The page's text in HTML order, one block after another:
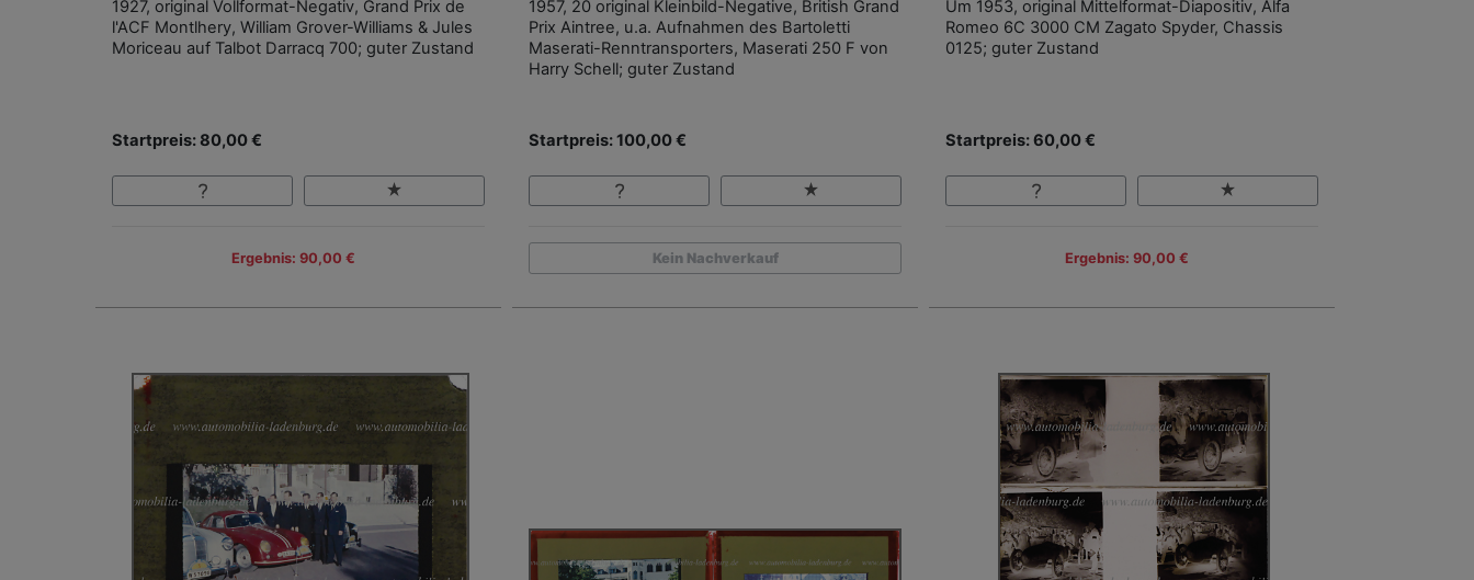
1927, original Vollformat-Negativ, Grand Prix de
l'ACF Montlhery, William Grover-Williams & Jules
Moriceau auf Talbot Darracq 700; guter Zustand
Startpreis: 80,00 €
Ergebnis: 90,00 €
1957, 20 original Kleinbild-Negative, British Grand
Prix Aintree, u.a. Aufnahmen des Bartoletti
Maserati-Renntransporters, Maserati 250 F von
Harry Schell; guter Zustand
Startpreis: 100,00 €
Kein Nachverkauf
Um 1953, original Mittelformat-Diapositiv, Alfa
Romeo 6C 3000 CM Zagato Spyder, Chassis
0125; guter Zustand
Startpreis: 60,00 €
Ergebnis: 90,00 €